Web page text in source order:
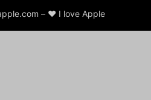
– ❤️ I love Apple